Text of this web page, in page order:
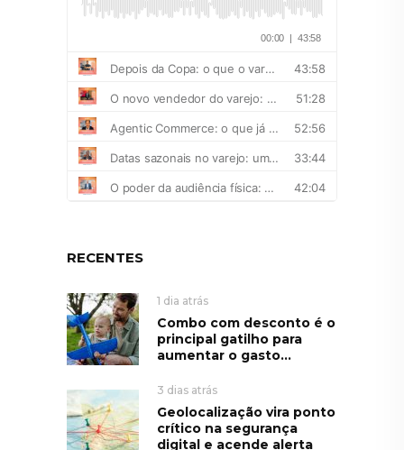
RECENTES
1 dia atrás
Combo com desconto é o
principal gatilho para
aumentar o gasto...
3 dias atrás
Geolocalização vira ponto
crítico na segurança
digital e acende alerta